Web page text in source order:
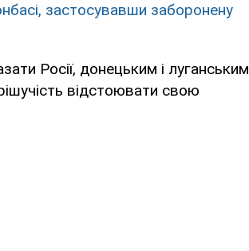
застосувавши заборонену
Росії, донецьким і луганським
відстоювати свою